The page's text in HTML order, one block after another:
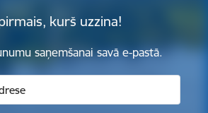
kurš uzzina!
saņemšanai savā e-pastā.